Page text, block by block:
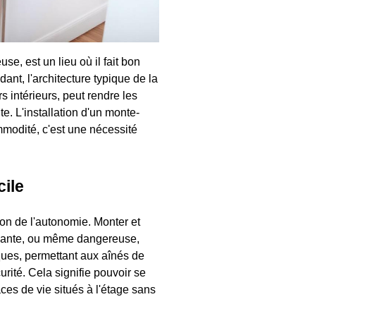
est un lieu où il fait bon
l'architecture typique de la
intérieurs, peut rendre les
L'installation d'un monte-
c'est une nécessité
de l'autonomie. Monter et
ou même dangereuse,
permettant aux aînés de
Cela signifie pouvoir se
de vie situés à l'étage sans